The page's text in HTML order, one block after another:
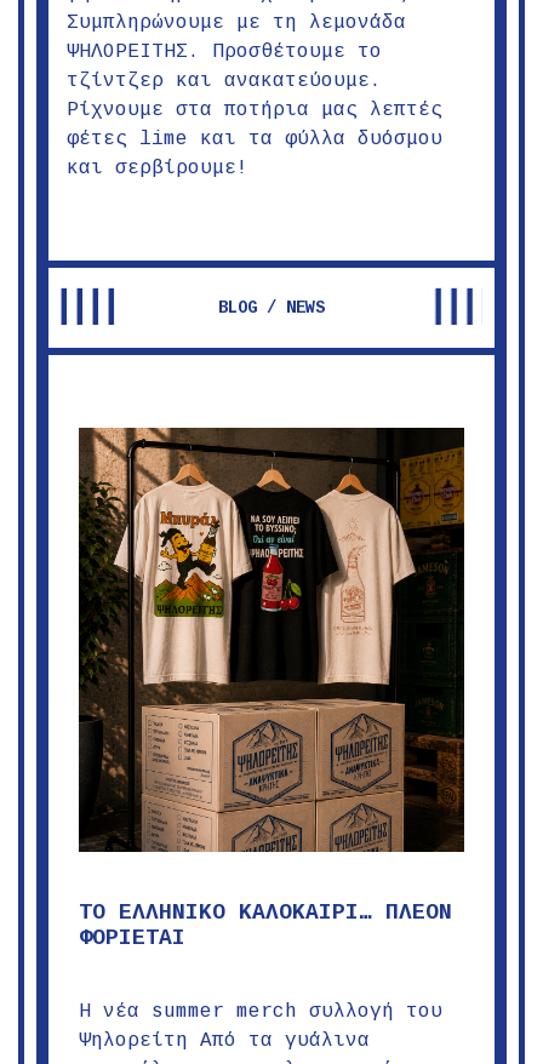
Συμπληρώνουμε με τη λεμονάδα
ΨΗΛΟΡΕΙΤΗΣ. Προσθέτουμε το
τζίντζερ και ανακατεύουμε.
Ρίχνουμε στα ποτήρια μας λεπτές
φέτες lime και τα φύλλα δυόσμου
και σερβίρουμε!
BLOG / NEWS
Ψηλορείτης
ΤΟ ΕΛΛΗΝΙΚΟ ΚΑΛΟΚΑΙΡΙ… ΠΛΕΟΝ
ΦΟΡΙΕΤΑΙ
Η νέα summer merch συλλογή του
Ψηλορείτη Από τα γυάλινα